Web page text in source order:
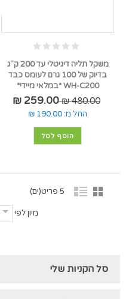
משקל תליה דיגיטלי עד 200 ק"ג
בדיוק של 100 גרם לעומס כבד
WH-C200 *במלאי מיידי*
480.00 ₪
259.00 ₪
החל מ: 190.00 ₪
הוסף לסל
5 פריט(ים)
מיון לפי
סל הקניות שלי